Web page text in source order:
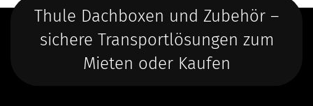
Thule Dachboxen und Zubehör –
sichere Transportlösungen zum
Mieten oder Kaufen